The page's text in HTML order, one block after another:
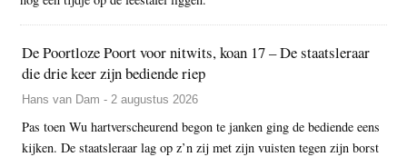
De Poortloze Poort voor nitwits, koan 17 – De staatsleraar
die drie keer zijn bediende riep
Hans van Dam - 2 augustus 2026
Pas toen Wu hartverscheurend begon te janken ging de bediende eens
kijken. De staatsleraar lag op z’n zij met zijn vuisten tegen zijn borst